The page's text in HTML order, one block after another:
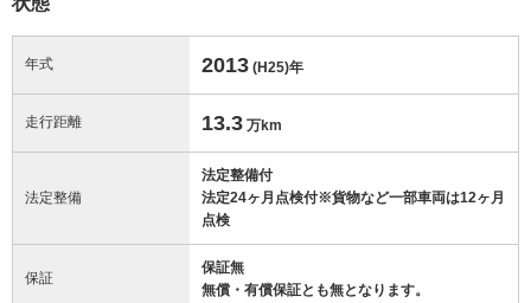
年式 2013 (H25)年
走行距離 13.3 万km
法定整備
法定整備付
法定24ヶ月点検付※貨物など一部車両は12ヶ月
点検
保証
保証無
無償・有償保証とも無となります。